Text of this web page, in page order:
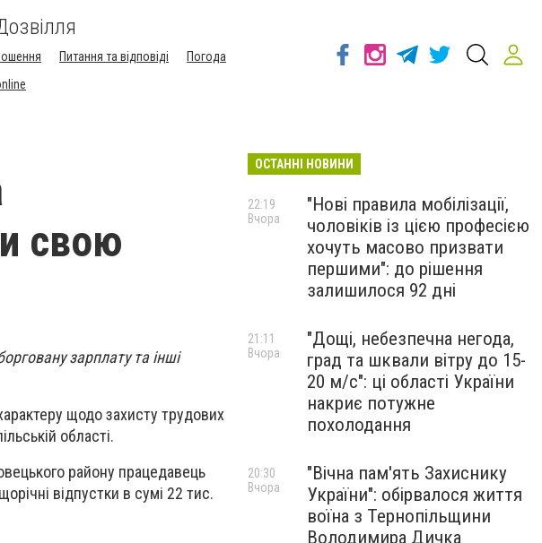
Питання та відповіді
Погода
свою
зарплату та інші
щодо захисту трудових
області.
району працедавець
відпустки в сумі 22 тис.
ОСТАННІ НОВИНИ
"Нові правила мобілізації,
чоловіків із цією професією
хочуть масово призвати
першими": до рішення
залишилося 92 дні
22:19
Вчора
"Дощі, небезпечна негода,
град та шквали вітру до 15-
20 м/с": ці області України
накриє потужне
похолодання
21:11
Вчора
"Вічна пам'ять Захиснику
України": обірвалося життя
воїна з Тернопільщини
Володимира Дичка
20:30
Вчора